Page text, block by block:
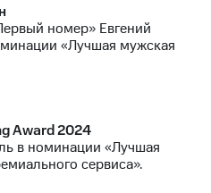
номер» Евгений
«Лучшая мужская
Award 2024
в номинации «Лучшая
сервиса».